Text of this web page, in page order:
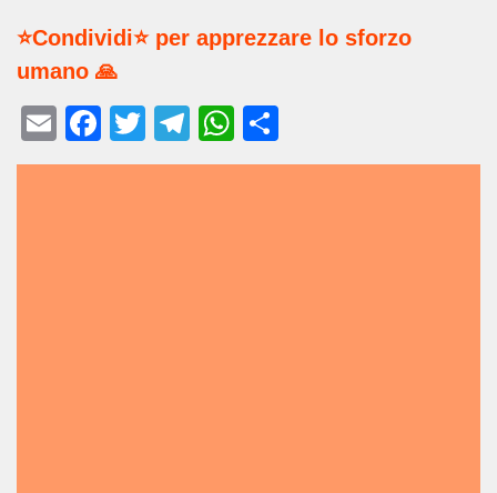
⭐Condividi⭐ per apprezzare lo sforzo
umano 🙏
E
m
F
a
T
wi
T
el
W
h
o